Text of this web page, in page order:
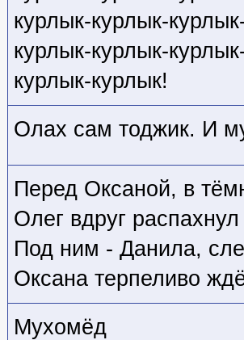
курлык-курлык-
курлык-курлык-
курлык-курлык!
Олах сам тоджик. И
Перед Оксаной, в
Олег вдруг распахнул
Под ним - Данила,
Оксана терпеливо
Мухомёд